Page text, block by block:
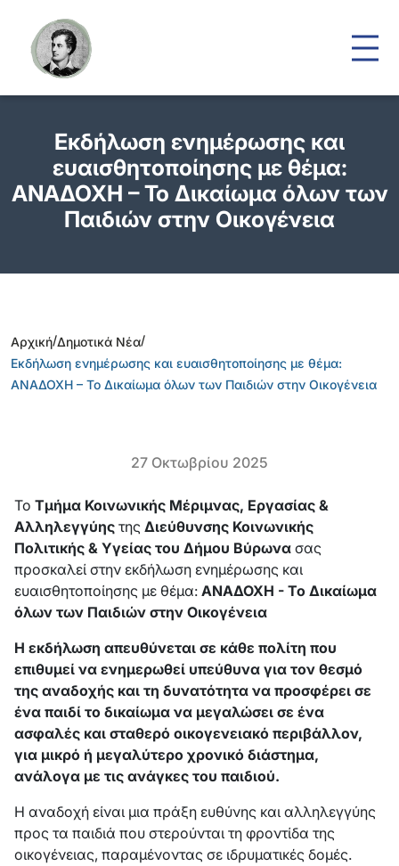
Εκδήλωση ενημέρωσης και
ευαισθητοποίησης με θέμα:
ΑΝΑΔΟΧΗ – Το Δικαίωμα όλων των
Παιδιών στην Οικογένεια
Αρχική/Δημοτικά Νέα/
Εκδήλωση ενημέρωσης και ευαισθητοποίησης με θέμα:
ΑΝΑΔΟΧΗ – Το Δικαίωμα όλων των Παιδιών στην Οικογένεια
27 Οκτωβρίου 2025
Το Τμήμα Κοινωνικής Μέριμνας, Εργασίας &
Αλληλεγγύης της Διεύθυνσης Κοινωνικής
Πολιτικής & Υγείας του Δήμου Βύρωνα σας
προσκαλεί στην εκδήλωση ενημέρωσης και
ευαισθητοποίησης με θέμα: ΑΝΑΔΟΧΗ - Το Δικαίωμα
όλων των Παιδιών στην Οικογένεια
Η εκδήλωση απευθύνεται σε κάθε πολίτη που
επιθυμεί να ενημερωθεί υπεύθυνα για τον θεσμό
της αναδοχής και τη δυνατότητα να προσφέρει σε
ένα παιδί το δικαίωμα να μεγαλώσει σε ένα
ασφαλές και σταθερό οικογενειακό περιβάλλον,
για μικρό ή μεγαλύτερο χρονικό διάστημα,
ανάλογα με τις ανάγκες του παιδιού.
Η αναδοχή είναι μια πράξη ευθύνης και αλληλεγγύης
προς τα παιδιά που στερούνται τη φροντίδα της
οικογένειας, παραμένοντας σε ιδρυματικές δομές.